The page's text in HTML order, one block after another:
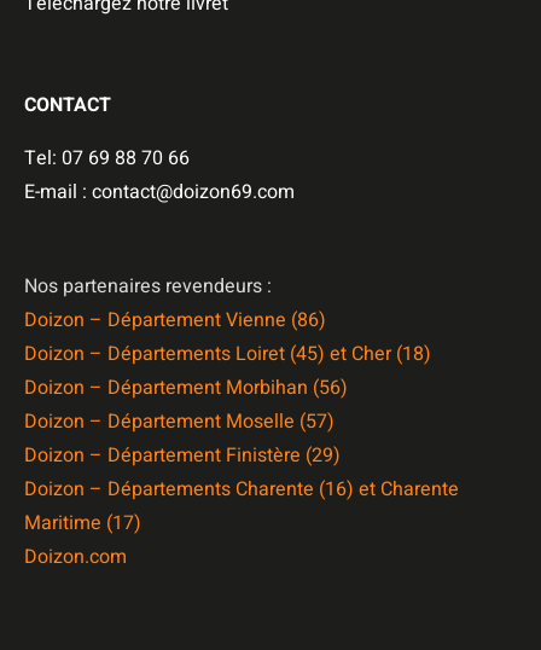
CONTACT
Tel: 07 69 88 70 66
E-mail : contact@doizon69.com
Nos partenaires revendeurs :
Doizon – Département Vienne (86)
Doizon – Départements Loiret (45) et Cher (18)
Doizon – Département Morbihan (56)
Doizon – Département Moselle (57)
Doizon – Département Finistère (29)
Doizon – Départements Charente (16) et Charente
Maritime (17)
Doizon.com